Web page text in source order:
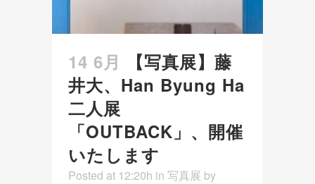
14 6月
【写真展】藤
井大、Han Byung Ha
二人展
「OUTBACK」、開催
いたします
Posted at 12:20h in 写真展 by